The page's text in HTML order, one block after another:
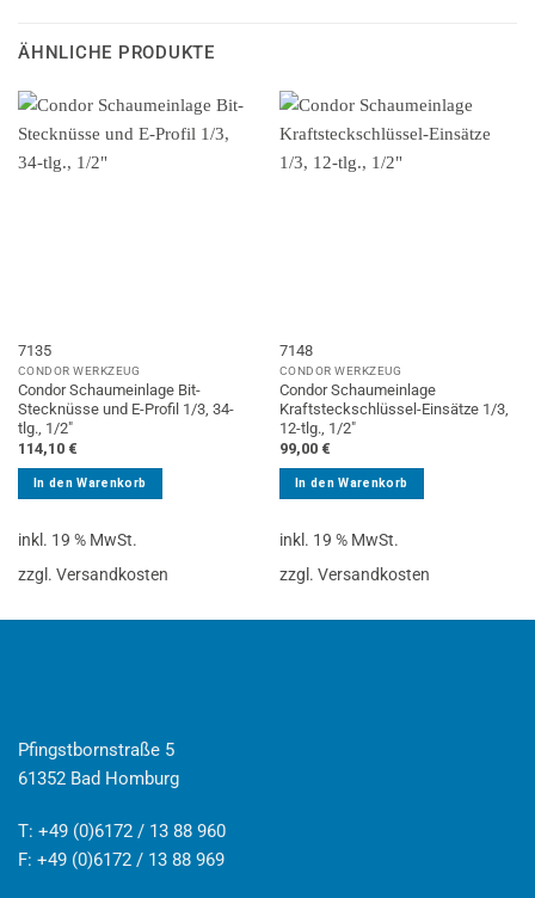
ÄHNLICHE PRODUKTE
7135
CONDOR WERKZEUG
Condor Schaumeinlage Bit-
Stecknüsse und E-Profil 1/3, 34-
tlg., 1/2″
114,10 €
In den Warenkorb
inkl. 19 % MwSt.
zzgl. Versandkosten
7148
CONDOR WERKZEUG
Condor Schaumeinlage
Kraftsteckschlüssel-Einsätze 1/3,
12-tlg., 1/2″
99,00 €
In den Warenkorb
inkl. 19 % MwSt.
zzgl. Versandkosten
Pfingstbornstraße 5
61352 Bad Homburg
T: +49 (0)6172 / 13 88 960
F: +49 (0)6172 / 13 88 969